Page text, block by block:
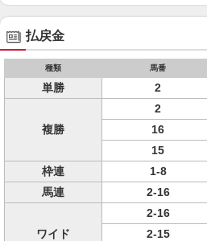
払戻金
種類 馬番
単勝 2
複勝
2
16
15
枠連
1-8
馬連
2-16
ワイド
2-16
2-15